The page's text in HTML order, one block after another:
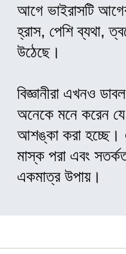
আগে ভাইরাসটি
হ্রাস, পেশি ব্যথা,
উঠেছে।
বিজ্ঞানীরা এখনও
অনেকে মনে করেন যে
আশঙ্কা করা হচ্ছে।
মাস্ক পরা এবং
একমাত্র উপায়।